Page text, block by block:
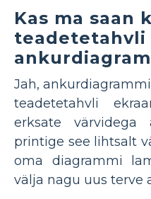
Kas ma saan
teadetetahvli
Jah,
teadetetahvli
erksate värvidega
printige see lihtsalt
oma diagrammi
välja nagu uus terve